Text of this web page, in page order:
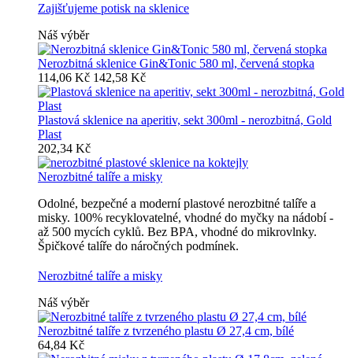
Zajišťujeme potisk na sklenice
Náš výběr
Nerozbitná sklenice Gin&Tonic 580 ml, červená stopka
114,06 Kč 142,58 Kč
Plastová sklenice na aperitiv, sekt 300ml - nerozbitná, Gold
Plast
202,34 Kč
Nerozbitné talíře a misky
Odolné, bezpečné a moderní plastové nerozbitné talíře a
misky. 100% recyklovatelné, vhodné do myčky na nádobí -
až 500 mycích cyklů. Bez BPA, vhodné do mikrovlnky.
Špičkové talíře do náročných podmínek.
Nerozbitné talíře a misky
Náš výběr
Nerozbitné talíře z tvrzeného plastu Ø 27,4 cm, bílé
64,84 Kč